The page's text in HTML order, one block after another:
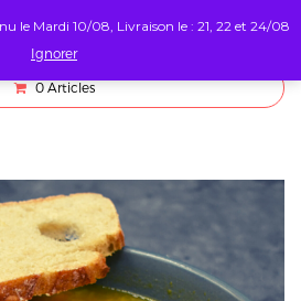
0 Articles
le Mardi 10/08, Livraison le : 21, 22 et 24/08
Ignorer